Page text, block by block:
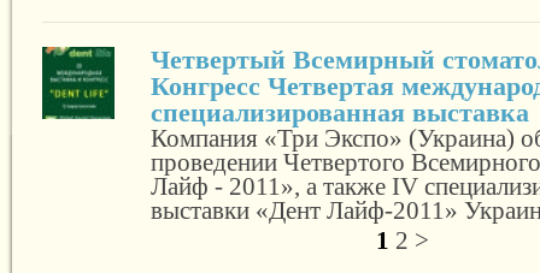
Четвертый Всемирный
Конгресс Четвертая
специализированная выставка
Компания «Три Экспо» (Украина)
проведении Четвертого
Лайф - 2011», а также IV
выставки «Дент Лайф-2011»
1 2 >